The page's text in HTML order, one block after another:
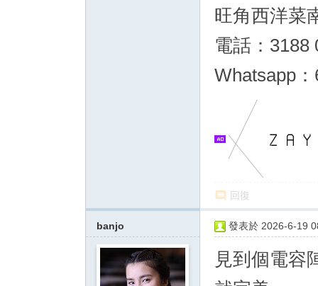
旺角西洋菜
電話：3188
Whatsapp
回復
banjo 發表於 2026-6-19
見到個電容